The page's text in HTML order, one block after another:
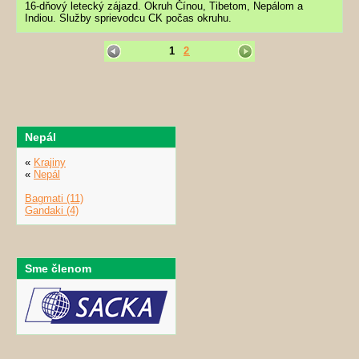
16-dňový letecký zájazd. Okruh Čínou, Tibetom, Nepálom a
Indiou. Služby sprievodcu CK počas okruhu.
1 2
Nepál
« Krajiny
« Nepál
Bagmati (11)
Gandaki (4)
Sme členom